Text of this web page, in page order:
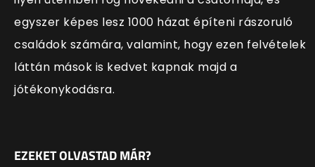
egyszer képes lesz 1000 házat építeni rászoruló
családok számára, valamint, hogy ezen felvételek
láttán mások is kedvet kapnak majd a
jótékonykodásra.
EZEKET OLVASTAD MÁR?